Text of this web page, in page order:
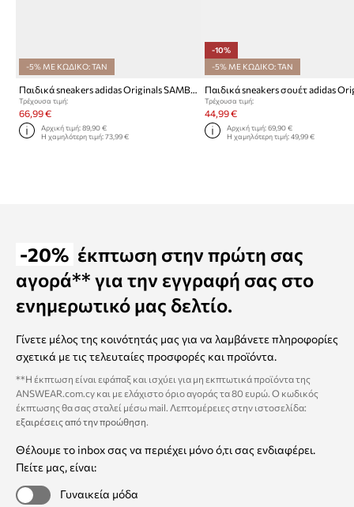
-5% ΜΕ ΚΩΔΙΚΟ: TAN
Παιδικά sneakers adidas Originals SAMBA OG
Τρέχουσα τιμή:
66,99 €
Αρχική τιμή:89,90 €
Η χαμηλότερη τιμή:73,99 €
-10%
-5% ΜΕ ΚΩΔΙΚΟ: TAN
Τρέχουσα τιμή:
44,99 €
Αρχική τιμή: 69,90 €
Η χαμηλότερη τιμή: 49,99 €
-20% έκπτωση στην πρώτη σας
αγορά** για την εγγραφή σας στο
ενημερωτικό μας δελτίο.
Γίνετε μέλος της κοινότητάς μας για να λαμβάνετε πληροφορίες
σχετικά με τις τελευταίες προσφορές και προϊόντα.
**Η έκπτωση είναι εφάπαξ και ισχύει για μη εκπτωτικά προϊόντα της
ANSWEAR.com.cy και με ελάχιστο όριο αγοράς τα 80 ευρώ. Ο κωδικός
έκπτωσης θα σας σταλεί μέσω mail. Λεπτομέρειες στην ιστοσελίδα:
εξαιρέσεις από την προώθηση.
Θέλουμε το inbox σας να περιέχει μόνο ό,τι σας ενδιαφέρει.
Πείτε μας, είναι:
Γυναικεία μόδα